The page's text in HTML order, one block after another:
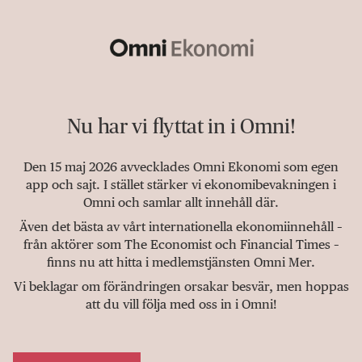
Nu har vi flyttat in i Omni!
Den 15 maj 2026 avvecklades Omni Ekonomi som egen
app och sajt. I stället stärker vi ekonomibevakningen i
Omni och samlar allt innehåll där.
Även det bästa av vårt internationella ekonomiinnehåll –
från aktörer som The Economist och Financial Times –
finns nu att hitta i medlemstjänsten Omni Mer.
Vi beklagar om förändringen orsakar besvär, men hoppas
att du vill följa med oss in i Omni!